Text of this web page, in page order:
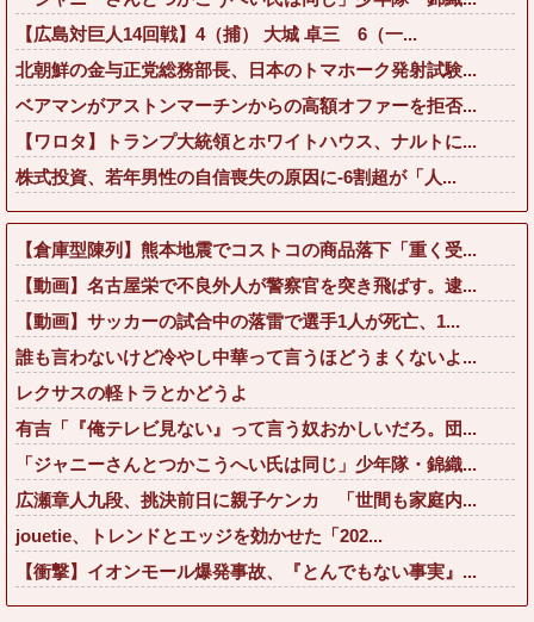
【広島対巨人14回戦】4（捕） 大城 卓三 6（一...
北朝鮮の金与正党総務部長、日本のトマホーク発射試験...
ベアマンがアストンマーチンからの高額オファーを拒否...
【ワロタ】トランプ大統領とホワイトハウス、ナルトに...
株式投資、若年男性の自信喪失の原因に-6割超が「人...
【倉庫型陳列】熊本地震でコストコの商品落下「重く受...
【動画】名古屋栄で不良外人が警察官を突き飛ばす。逮...
【動画】サッカーの試合中の落雷で選手1人が死亡、1...
誰も言わないけど冷やし中華って言うほどうまくないよ...
レクサスの軽トラとかどうよ
有吉「『俺テレビ見ない』って言う奴おかしいだろ。団...
「ジャニーさんとつかこうへい氏は同じ」少年隊・錦織...
広瀬章人九段、挑決前日に親子ケンカ 「世間も家庭内...
jouetie、トレンドとエッジを効かせた「202...
【衝撃】イオンモール爆発事故、『とんでもない事実』...